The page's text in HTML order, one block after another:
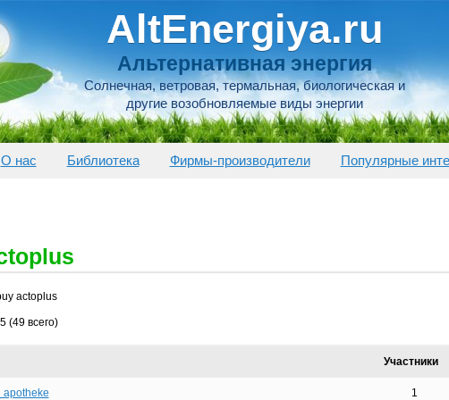
AltEnergiya.ru
Альтернативная энергия
Солнечная, ветровая, термальная, биологическая и
другие возобновляемые виды энергии
О нас Библиотека Фирмы-производители Популярные
actoplus
(49 всего)
Участники
apotheke 1